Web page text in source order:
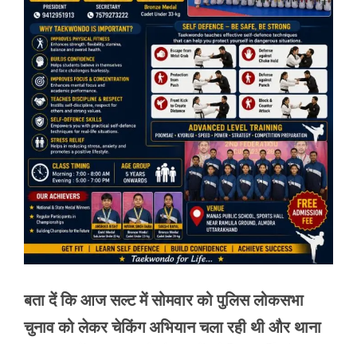
बता दें कि आज सल्ट में सोमवार को पुलिस लोकसभा
चुनाव को लेकर चेकिंग अभियान चला रही थी और थाना